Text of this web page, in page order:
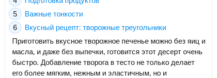
Важные тонкости
Вкусный рецепт: творожные треугольники
Приготовить вкусное творожное печенье можно без яиц и
масла, и даже без выпечки, готовится этот десерт очень
быстро. Добавление творога в тесто не только делает
его более мягким, нежным и эластичным, но и